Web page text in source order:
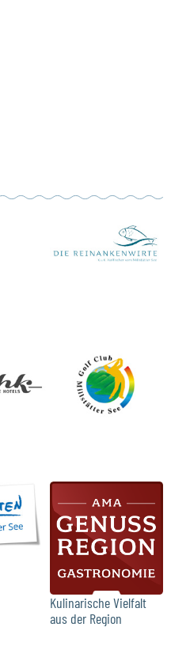
Kulinarische Vielfalt
aus der Region